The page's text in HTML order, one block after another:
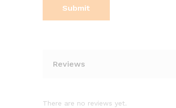
Reviews
There are no reviews yet.